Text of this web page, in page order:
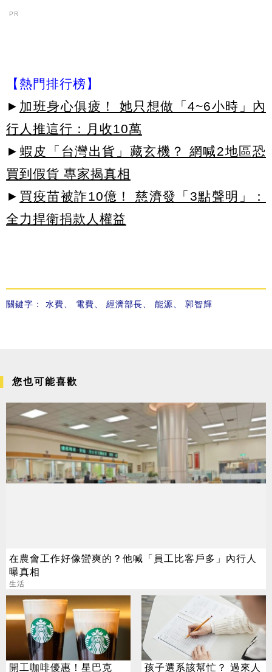
PR
【熱門排行榜】
► 加班身心俱疲！ 她只想做「4~6小時」內
行人推這行：月收10萬
► 蝦皮「台灣出貨」藏玄機？ 網喊2地區恐
買到假貨 專家揭真相
► 買疫苗被詐10億！ 慈濟發「3點聲明」：
全力捍衛捐款人權益
關鍵字： 水費 電費 經濟部長 能源 郭智輝
您也可能喜歡
在農會工作好像蠻爽的？他喊「員工比客戶多」內行人
曝真相
生活
開工咖啡優惠！星巴克
孩子選系該幫忙？ 過來人